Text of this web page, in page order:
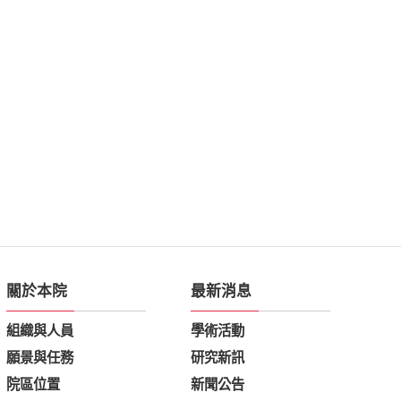
關於本院
組織與人員
願景與任務
院區位置
最新消息
學術活動
研究新訊
新聞公告